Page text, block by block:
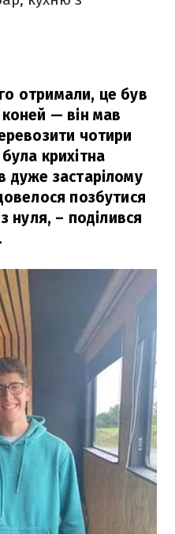
отримали, це був
— він мав
чотири
крихітна
дуже застарілому
позбутися
нуля, – поділився